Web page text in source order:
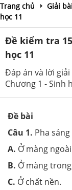
Trang chủ
Giải
học 11
Đề kiểm tra
học 11
Đáp án và lời
Chương 1 - Sinh
Đề bài
Câu 1. Pha
A. Ở màng
B. Ở màng
C. Ở chất nền.